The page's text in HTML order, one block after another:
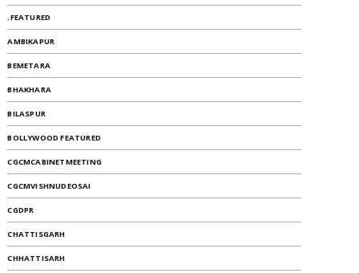
.FEATURED
AMBIKAPUR
BEMETARA
BHAKHARA
BILASPUR
BOLLYWOOD FEATURED
CGCMCABINETMEETING
CGCMVISHNUDEOSAI
CGDPR
CHATTISGARH
CHHATTISARH